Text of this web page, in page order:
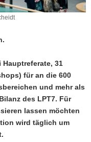
Hauptreferate, 31
für an die 600
und mehr als
des LPT7. Für
lassen möchten
wird täglich um